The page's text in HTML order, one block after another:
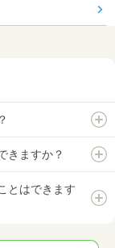
きますか？
とはできます